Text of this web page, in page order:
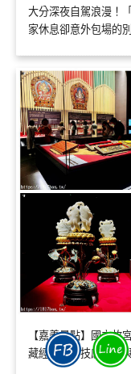
大分深夜自駕浪漫！
家休息卻意外包場的
【嘉義景點】國立故
藏經》，科技感建築